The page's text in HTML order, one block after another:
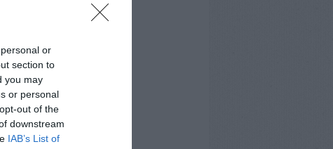
or
section to
you may
or personal
out of the
downstream
IAB’s List of